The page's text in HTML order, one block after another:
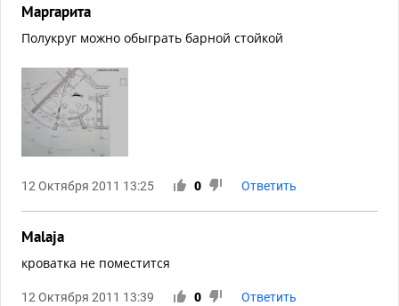
Маргарита
Полукруг можно обыграть барной стойкой
12 Октября 2011 13:25 0 Ответить
Malaja
кроватка не поместится
12 Октября 2011 13:39 0 Ответить